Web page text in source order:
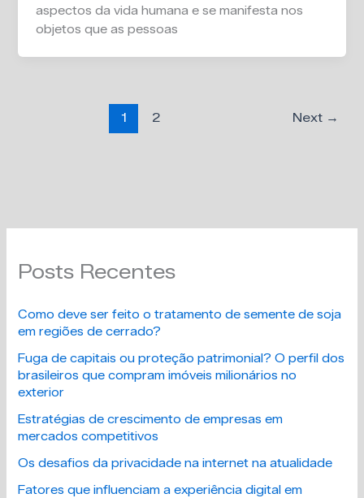
aspectos da vida humana e se manifesta nos
objetos que as pessoas
1 2 Next →
Posts Recentes
Como deve ser feito o tratamento de semente de soja
em regiões de cerrado?
Fuga de capitais ou proteção patrimonial? O perfil dos
brasileiros que compram imóveis milionários no
exterior
Estratégias de crescimento de empresas em
mercados competitivos
Os desafios da privacidade na internet na atualidade
Fatores que influenciam a experiência digital em